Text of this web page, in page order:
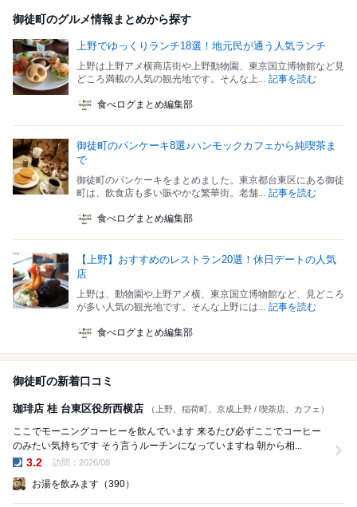
御徒町のグルメ情報まとめから探す
上野でゆっくりランチ18選！地元民が通う人気ランチ
上野は上野アメ横商店街や上野動物園、東京国立博物館など見
どころ満載の人気の観光地です。そんな上... 記事を読む
食べログまとめ編集部
御徒町のパンケーキ8選♪ハンモックカフェから純喫茶ま
で
御徒町のパンケーキをまとめました。東京都台東区にある御徒
町は、飲食店も多い賑やかな繁華街。老舗... 記事を読む
食べログまとめ編集部
【上野】おすすめのレストラン20選！休日デートの人気
店
上野は、動物園や上野アメ横、東京国立博物館など、見どころ
が多い人気の観光地です。そんな上野には... 記事を読む
食べログまとめ編集部
御徒町の新着口コミ
珈琲店 桂 台東区役所西横店 （上野、稲荷町、京成上野 / 喫茶店、カフェ）
ここでモーニングコーヒーを飲んでいます 来るたび必ずここでコーヒー
のみたい気持ちです そう言うルーチンになっていますね 朝から相...
3.2 訪問：2026/08
お湯を飲みます（390）